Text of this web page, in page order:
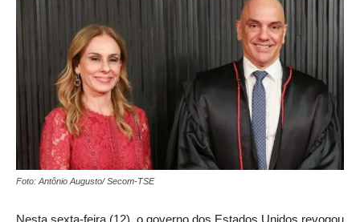
Foto: Antônio Augusto/ Secom-TSE
Nesta sexta-feira (12), o governo dos Estados Unidos revogou